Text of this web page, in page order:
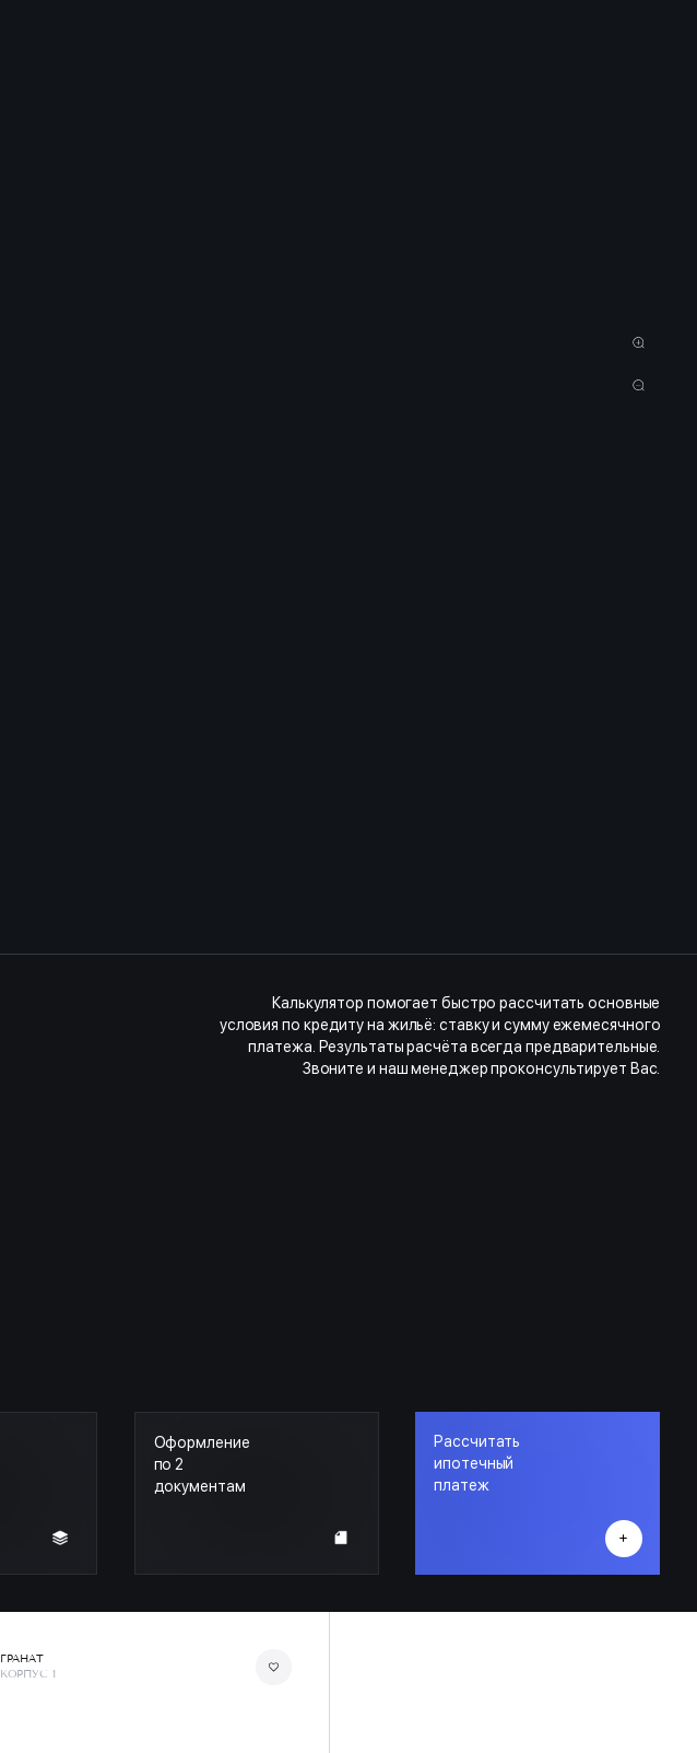
Калькулятор помогает быстро рассчитать основные
условия по кредиту на жильё: ставку и сумму ежемесячного
платежа. Результаты расчёта всегда предварительные.
Звоните и наш менеджер проконсультирует Вас.
Оформление
по 2
документам
Рассчитать
ипотечный
платеж
ГРАНАТ
КОРПУС 1